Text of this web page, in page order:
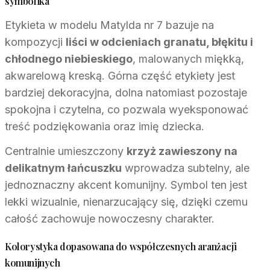
Etykieta w modelu Matylda nr 7 bazuje na
kompozycji liści w odcieniach granatu, błękitu i
chłodnego niebieskiego, malowanych miękką,
akwarelową kreską. Górna część etykiety jest
bardziej dekoracyjna, dolna natomiast pozostaje
spokojna i czytelna, co pozwala wyeksponować
treść podziękowania oraz imię dziecka.
Centralnie umieszczony krzyż zawieszony na
delikatnym łańcuszku wprowadza subtelny, ale
jednoznaczny akcent komunijny. Symbol ten jest
lekki wizualnie, nienarzucający się, dzięki czemu
całość zachowuje nowoczesny charakter.
Kolorystyka dopasowana do współczesnych aranżacji
komunijnych